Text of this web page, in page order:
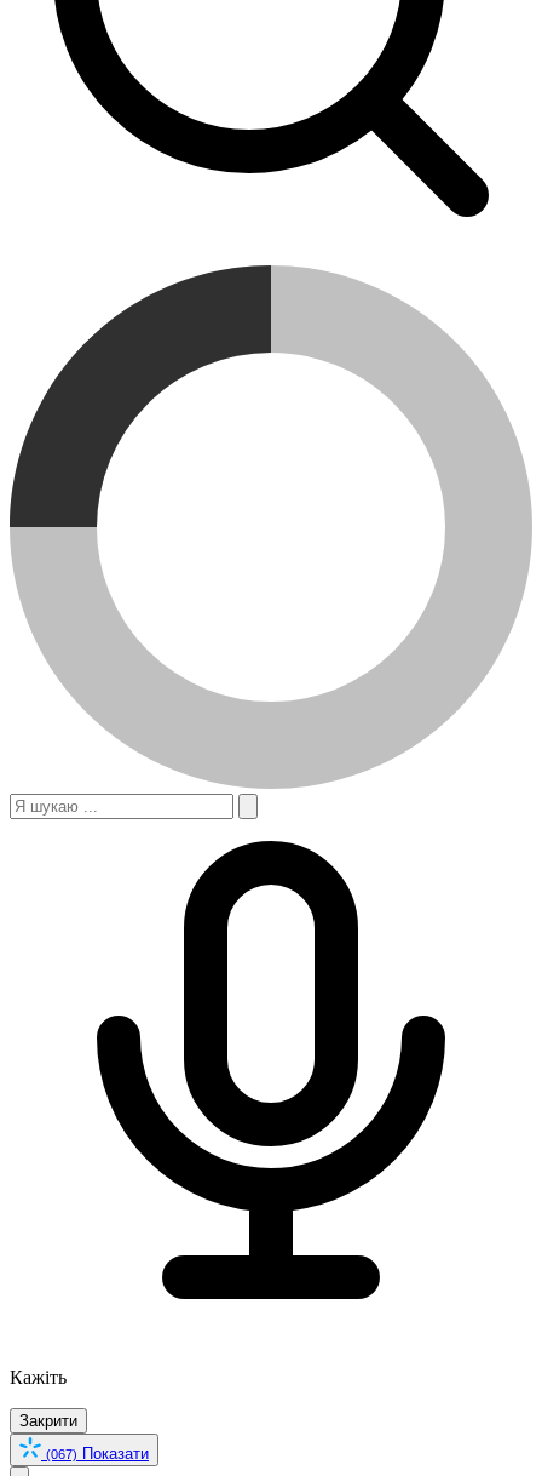
Кажіть
Закрити
(067) Показати